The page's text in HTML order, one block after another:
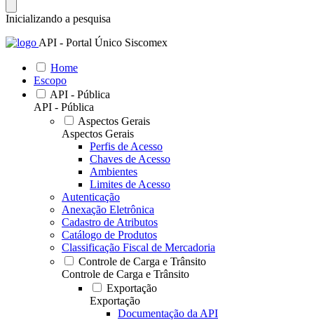
Inicializando a pesquisa
API - Portal Único Siscomex
Home
Escopo
API - Pública
API - Pública
Aspectos Gerais
Aspectos Gerais
Perfis de Acesso
Chaves de Acesso
Ambientes
Limites de Acesso
Autenticação
Anexação Eletrônica
Cadastro de Atributos
Catálogo de Produtos
Classificação Fiscal de Mercadoria
Controle de Carga e Trânsito
Controle de Carga e Trânsito
Exportação
Exportação
Documentação da API